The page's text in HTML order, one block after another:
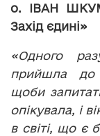
о. ІВАН
Захід єдині»
«Одного
прийшла до
щоби
опікувала, і
в світі, що є